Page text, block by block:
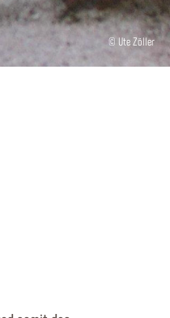
© Ute Zöller